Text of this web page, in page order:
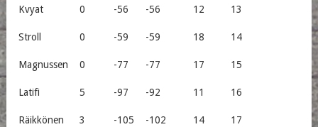
Kvyat 0 -56 -56 12 13
Stroll 0 -59 -59 18 14
Magnussen 0 -77 -77 17 15
Latifi 5 -97 -92 11 16
Räikkönen 3 -105 -102 14 17